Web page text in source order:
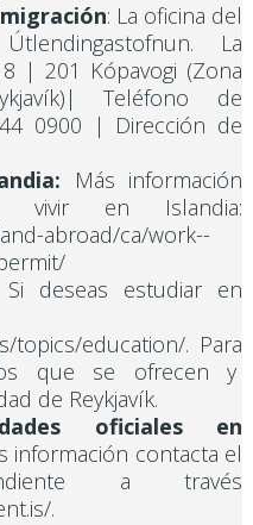
: La oficina del
La
| 201 Kópavogi (Zona
Teléfono de
0900 | Dirección de
Más información
vivir en Islandia:
abroad/ca/work--
Si deseas estudiar en
topics/education/. Para
que se ofrecen y
de Reykjavík.
oficiales en
información contacta el
a través
.